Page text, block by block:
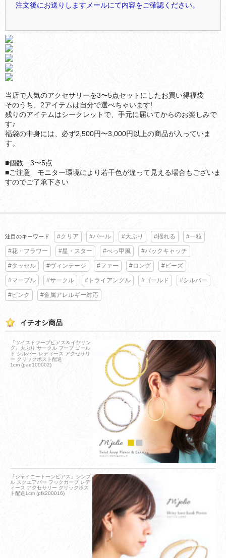
注文後にお送りしますメールにて内容をご確認ください。
当店で人気のアクセサリーを3〜5点セットにしたお買い得福袋
そのうち、2アイテムは自分で選べちゃいます!
残りのアイテムはシークレットで、手元に届いてからのお楽しみで
す♪
福袋の中身には、必ず2,500円〜3,000円以上の商品が入っていま
す。
■個数 3〜5点
■ご注意 モニター環境により若干色が違って見える場合もございま
すのでご了承下さい
注目のキーワード #クリア #パール #大ぶり #揺れる #一粒
#花・フラワー #星・スター #べっ甲風 #バックキャッチ
#タッセル #ヴィンテージ #ファー #ロング #ビーズ
#マーブル #サークル #トライアングル #ゴールド #シルバー
#ピンク #金属アレルギー対応
イチオシ商品
『ツイストフープピアス＆イヤリン
グ』大ぶり サークル フープ ゴール
ド シルバー レディース アクセサリ
ー クリックポスト配送
1cm (pae100002)
『シャイニートーンピアス』シンプ
ル スクエアバー フックカーブ レデ
ィース アクセサリー クリックポス
ト配送1cm (pfk200016)